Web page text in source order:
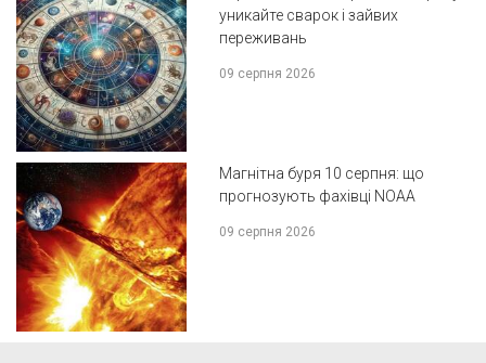
уникайте сварок і зайвих
переживань
09 серпня 2026
Магнітна буря 10 серпня: що
прогнозують фахівці NOAA
09 серпня 2026